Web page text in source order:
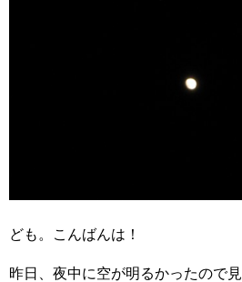
ども。こんばんは！
昨日、夜中に空が明るかったので